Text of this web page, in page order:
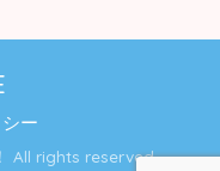
ー
All rights reserved.